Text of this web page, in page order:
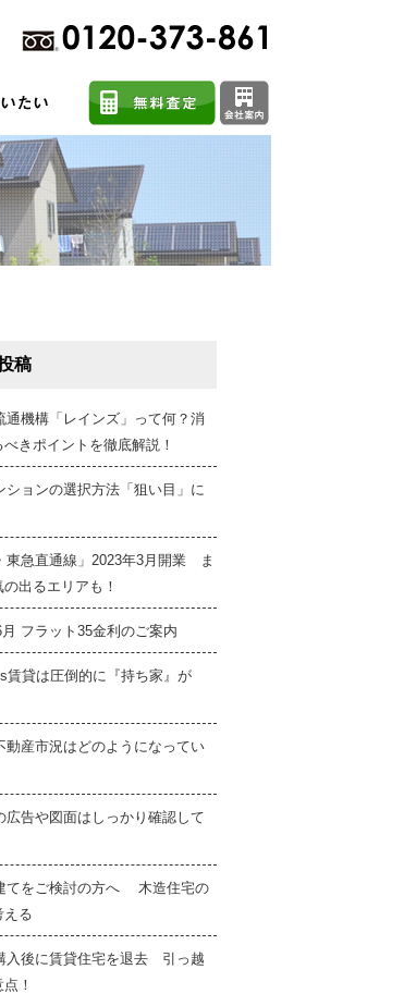
不動産売却に関するよくある質問
任意売却
売買契約のご締結
はじめての物件探し
稿
通機構「レインズ」って何？消
きポイントを徹底解説！
ションの選択方法「狙い目」に
東急直通線」2023年3月開業 ま
出るエリアも！
フラット35金利のご案内
賃貸は圧倒的に『持ち家』が
動産市況はどのようになってい
広告や図面はしっかり確認して
てをご検討の方へ 木造住宅の
える
入後に賃貸住宅を退去 引っ越
！